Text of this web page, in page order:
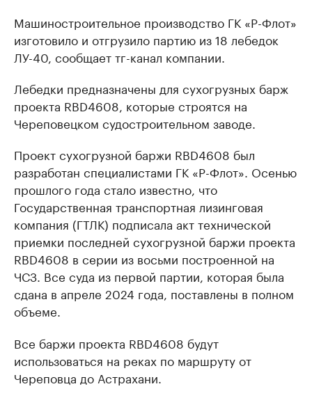
Машиностроительное производство ГК «Р-Флот»
изготовило и отгрузило партию из 18 лебедок
ЛУ-40, сообщает тг-канал компании.
Лебедки предназначены для сухогрузных барж
проекта RBD4608, которые строятся на
Череповецком судостроительном заводе.
Проект сухогрузной баржи RBD4608 был
разработан специалистами ГК «Р-Флот». Осенью
прошлого года стало известно, что
Государственная транспортная лизинговая
компания (ГТЛК) подписала акт технической
приемки последней сухогрузной баржи проекта
RBD4608 в серии из восьми построенной на
ЧСЗ. Все суда из первой партии, которая была
сдана в апреле 2024 года, поставлены в полном
объеме.
Все баржи проекта RBD4608 будут
использоваться на реках по маршруту от
Череповца до Астрахани.